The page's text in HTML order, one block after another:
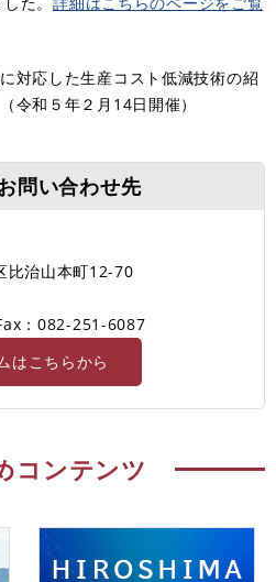
対応した生産コスト低減技術の紹
令和５年２月14日開催）
問い合わせ先
比治山本町12-70
：082-251-6087
はこちらから
コンテンツ